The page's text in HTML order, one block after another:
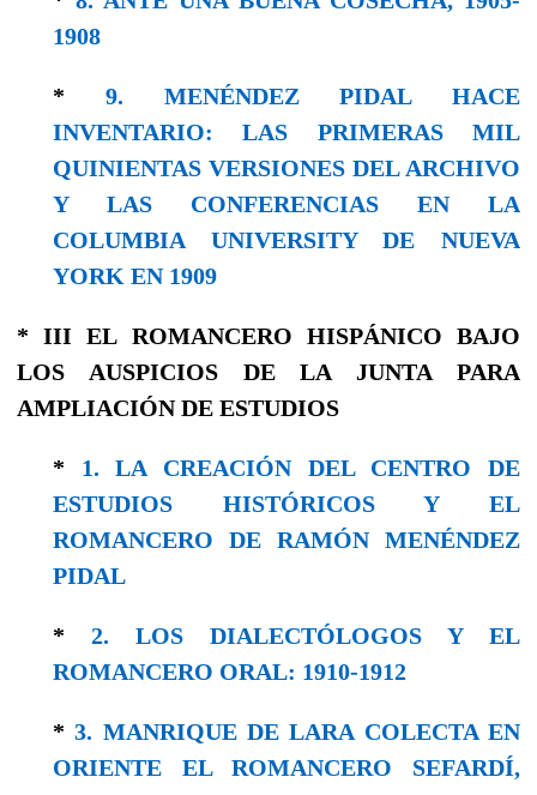
1908
* 9. MENÉNDEZ PIDAL HACE
INVENTARIO: LAS PRIMERAS MIL
QUINIENTAS VERSIONES DEL ARCHIVO
Y LAS CONFERENCIAS EN LA
COLUMBIA UNIVERSITY DE NUEVA
YORK EN 1909
* III EL ROMANCERO HISPÁNICO BAJO
LOS AUSPICIOS DE LA JUNTA PARA
AMPLIACIÓN DE ESTUDIOS
* 1. LA CREACIÓN DEL CENTRO DE
ESTUDIOS HISTÓRICOS Y EL
ROMANCERO DE RAMÓN MENÉNDEZ
PIDAL
* 2. LOS DIALECTÓLOGOS Y EL
ROMANCERO ORAL: 1910-1912
*3. MANRIQUE DE LARA COLECTA EN
ORIENTE EL ROMANCERO SEFARDÍ,